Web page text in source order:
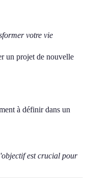
votre vie
un projet de nouvelle
à définir dans un
est crucial pour